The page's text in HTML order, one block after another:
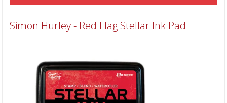
Gavekort
Kort & Scrapbooking
Simon Hurley - Red Flag Stellar Ink Pad